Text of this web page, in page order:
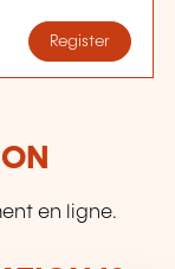
Register
en ligne.